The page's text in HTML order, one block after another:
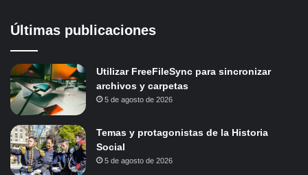
Últimas publicaciones
Utilizar FreeFileSync para sincronizar
archivos y carpetas
5 de agosto de 2026
Temas y protagonistas de la Historia
Social
5 de agosto de 2026